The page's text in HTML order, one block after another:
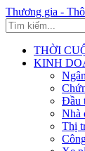
Thương gia -
THỜI
KINH
Đầu
Nhà
Thị